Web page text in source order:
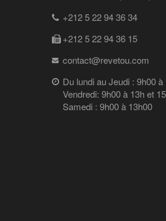
+212 5 22 94 36 34
+212 5 22 94 36 15
contact@revetou.com
Du lundi au Jeudi : 9h00
Vendredi: 9h00 à 13h et
Samedi : 9h00 à 13h00